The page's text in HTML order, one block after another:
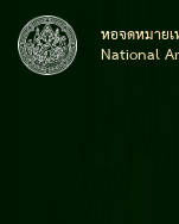
หอจดหมาย
National